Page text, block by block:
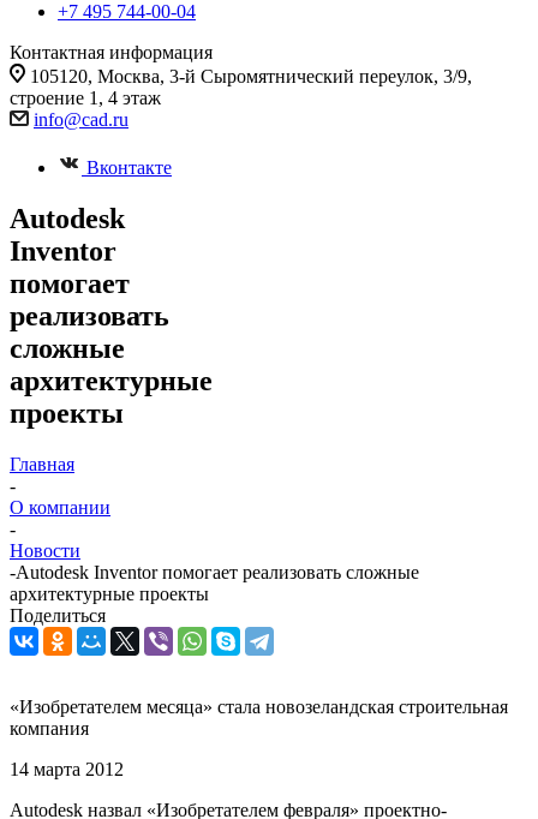
+7 495 744-00-04
Контактная информация
105120, Москва, 3-й Сыромятнический переулок, 3/9,
строение 1, 4 этаж
info@cad.ru
Вконтакте
Autodesk
Inventor
помогает
реализовать
сложные
архитектурные
проекты
Главная
-
О компании
-
Новости
-Autodesk Inventor помогает реализовать сложные
архитектурные проекты
Поделиться
«Изобретателем месяца» стала новозеландская строительная
компания
14 марта 2012
Autodesk назвал «Изобретателем февраля» проектно-